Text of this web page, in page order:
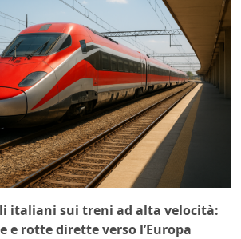
italiani sui treni ad alta velocità:
e rotte dirette verso l’Europa